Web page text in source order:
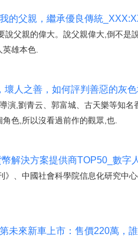
的父親，繼承優良傳統
說父親的偉大。說父親偉大,倒不
雄本色.
壞人之善，如何評判善惡的灰
演,劉青云、郭富城、古天樂等知
色,所以沒看過前作的觀眾,也.
解決方案提供商TOP50_數字
》、中國社會科學院信息化研究中
未來新車上市：售價220萬，